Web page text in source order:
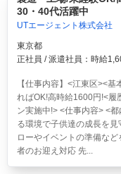
30・40代活躍中
UTエージェント株式会社
東京都
正社員 / 派遣社員：時給
【仕事内容】<江東区><
ればOK!高時給1600円!<履
ン実施中!> <仕事内容> <
る環境で子供達の成長を
ローやイベントの準備な
者のお迎え対応 先...